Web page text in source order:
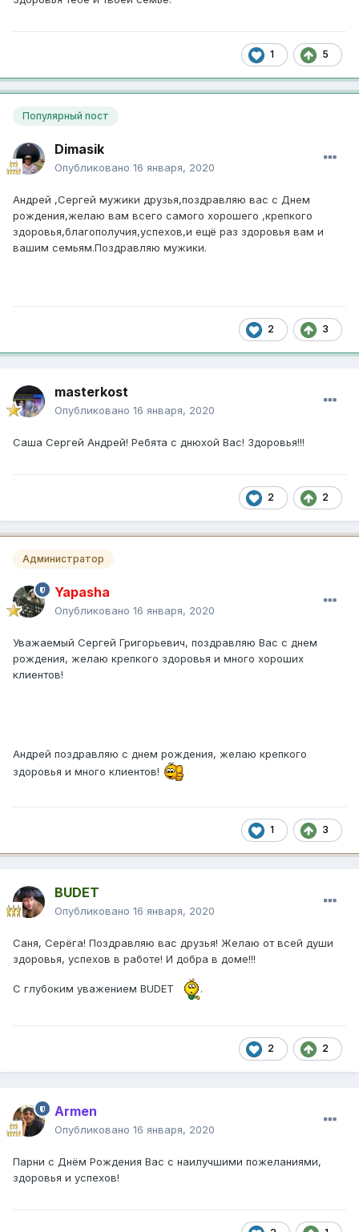
1 5
Популярный пост
Dimasik
Опубликовано 16 января, 2020
Андрей ,Сергей мужики друзья,поздравляю вас с Днем
рождения,желаю вам всего самого хорошего ,крепкого
здоровья,благополучия,успехов,и ещё раз здоровья вам и
вашим семьям.Поздравляю мужики.
2 3
masterkost
Опубликовано 16 января, 2020
Саша Сергей Андрей! Ребята с днюхой Вас! Здоровья!!!
2 2
Администратор
Yapasha
Опубликовано 16 января, 2020
Уважаемый Сергей Григорьевич, поздравляю Вас с днем
рождения, желаю крепкого здоровья и много хороших
клиентов!
Андрей поздравляю с днем рождения, желаю крепкого
здоровья и много клиентов!
1 3
BUDET
Опубликовано 16 января, 2020
Саня, Серёга! Поздравляю вас друзья! Желаю от всей души
здоровья, успехов в работе! И добра в доме!!!
С глубоким уважением BUDET .
2 2
Armen
Опубликовано 16 января, 2020
Парни с Днём Рождения Вас с наилучшими пожеланиями,
здоровья и успехов!